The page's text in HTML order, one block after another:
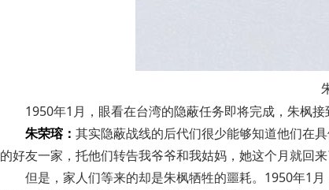
1950年1月，眼看在台湾的隐蔽任务即将完成，朱枫接
朱荣瑢： 其实隐蔽战线的后代们很少能够知道他们在
的好友一家，托他们转告我爷爷和我姑妈，她这个月就回来
但是，家人们等来的却是朱枫牺牲的噩耗。1950年1